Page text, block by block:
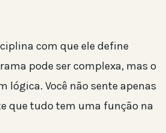
com que ele define
pode ser complexa, mas o
lógica. Você não sente apenas
que tudo tem uma função na